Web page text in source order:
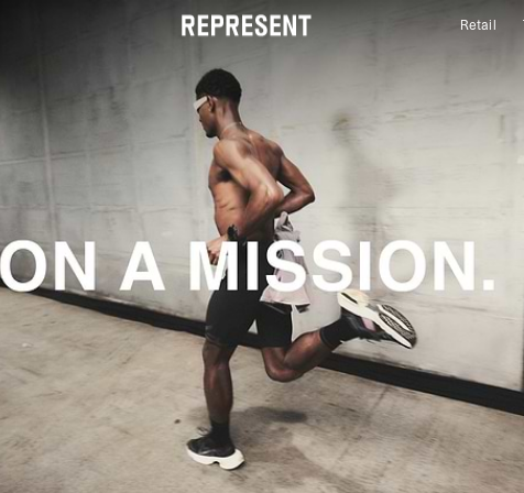
247 Gamme de vêtements | REPRESENT Retail